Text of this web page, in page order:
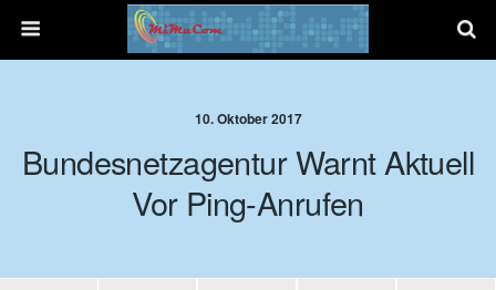
10. Oktober 2017
Bundesnetzagentur Warnt Aktuell
Vor Ping-Anrufen